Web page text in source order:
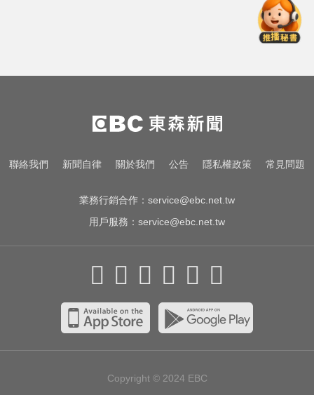
弊」！官方急出手
才宣佈停播一週！網紅「肥大叔」
突離世 團隊發聲證實
MLB／李灝宇代打遭三振！老虎敗
聯絡我們 新聞自律 關於我們 公告 隱私權政策 常見問題
業務行銷合作： service@ebc.net.tw
用戶服務： service@ebc.net.tw
Copyright © 2024 EBC